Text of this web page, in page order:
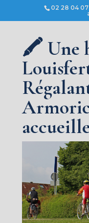
02 28 04
🖍️ Une